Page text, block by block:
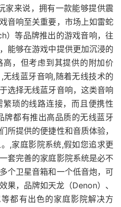
家来说，拥有一款能够提供震
音响至关重要，市场上如雷蛇
）等品牌推出的游戏音响，往
能够在游戏中提供更加沉浸的
，但考虑到其提供的附加价
线蓝牙音响,随着无线技术的
选择无线蓝牙音响，这类音响
琐的线路连接，而且便携性
牌都有推出高品质的无线蓝牙
所提供的便捷性和音质体验，
,家庭影院系统,假如您追求更
套完善的家庭影院系统是必不
个卫星音箱和一个低音炮，可
果，品牌如天龙（Denon）、
都有出色的家庭影院解决方